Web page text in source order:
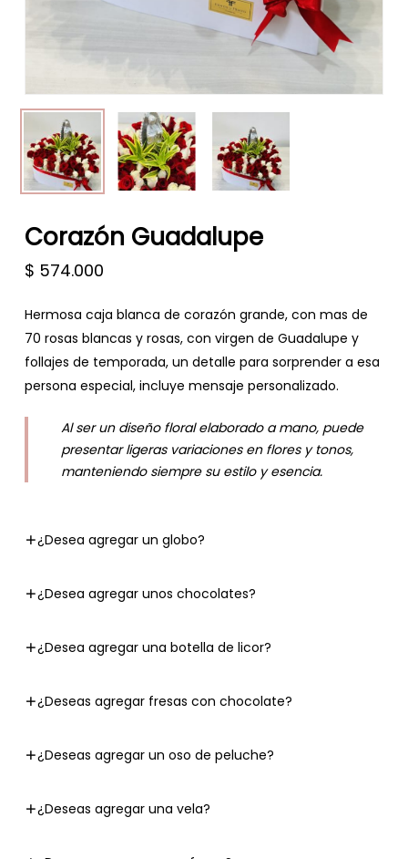
Corazón Guadalupe
$ 574.000
Hermosa caja blanca de corazón grande, con mas de
70 rosas blancas y rosas, con virgen de Guadalupe y
follajes de temporada, un detalle para sorprender a esa
persona especial, incluye mensaje personalizado.
Al ser un diseño floral elaborado a mano, puede
presentar ligeras variaciones en flores y tonos,
manteniendo siempre su estilo y esencia.
¿Desea agregar un globo?
¿Desea agregar unos chocolates?
¿Desea agregar una botella de licor?
¿Deseas agregar fresas con chocolate?
¿Deseas agregar un oso de peluche?
¿Deseas agregar una vela?